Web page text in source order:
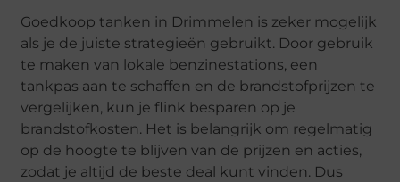
Goedkoop tanken in Drimmelen is zeker mogelijk
als je de juiste strategieën gebruikt. Door gebruik
te maken van lokale benzinestations, een
tankpas aan te schaffen en de brandstofprijzen te
vergelijken, kun je flink besparen op je
brandstofkosten. Het is belangrijk om regelmatig
op de hoogte te blijven van de prijzen en acties,
zodat je altijd de beste deal kunt vinden. Dus